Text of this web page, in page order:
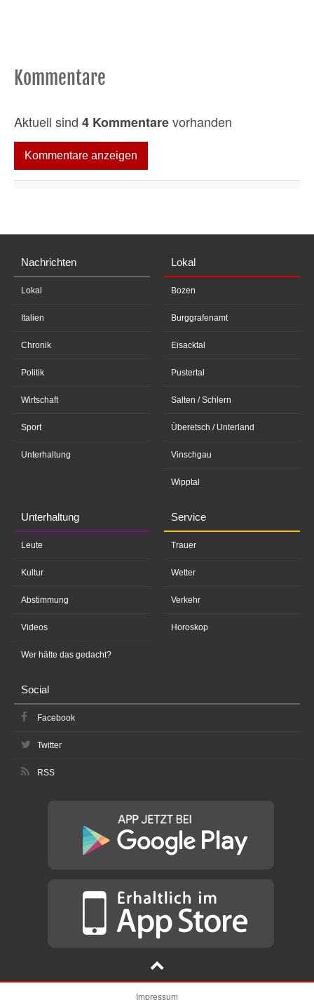
Kommentare
Aktuell sind 4 Kommentarevorhanden
Kommentare anzeigen
Nachrichten
Lokal
Italien
Chronik
Politik
Wirtschaft
Sport
Unterhaltung
Lokal
Bozen
Burggrafenamt
Eisacktal
Pustertal
Salten / Schlern
Überetsch / Unterland
Vinschgau
Wipptal
Unterhaltung
Leute
Kultur
Abstimmung
Videos
Wer hätte das gedacht?
Service
Trauer
Wetter
Verkehr
Horoskop
Social
Facebook
Twitter
RSS
Impressum